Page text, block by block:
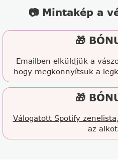
📷 Mintakép a
🎁
Emailben elküldjük a
hogy megkönnyítsük a
🎁
Válogatott Spotify zenelista
az